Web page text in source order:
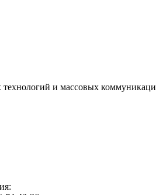
и массовых